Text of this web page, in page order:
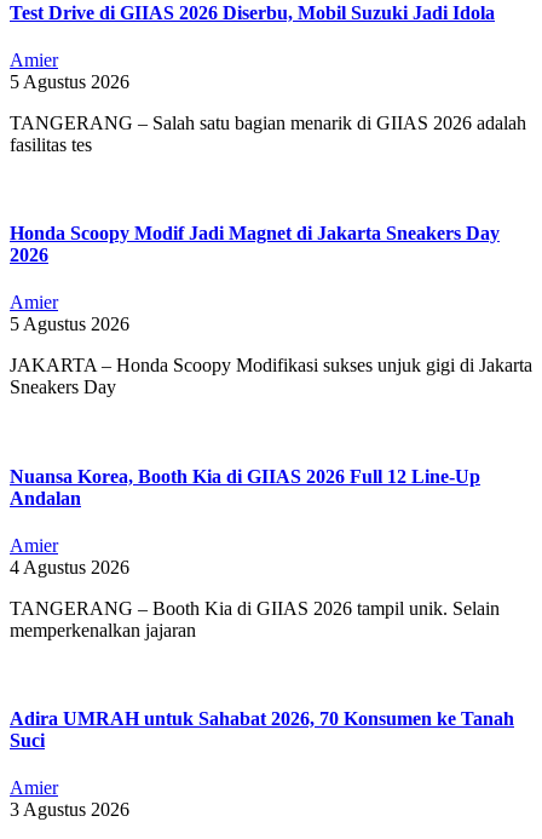
Test Drive di GIIAS 2026 Diserbu, Mobil Suzuki Jadi Idola
Amier
5 Agustus 2026
TANGERANG – Salah satu bagian menarik di GIIAS 2026 adalah
fasilitas tes
Honda Scoopy Modif Jadi Magnet di Jakarta Sneakers Day
2026
Amier
5 Agustus 2026
JAKARTA – Honda Scoopy Modifikasi sukses unjuk gigi di Jakarta
Sneakers Day
Nuansa Korea, Booth Kia di GIIAS 2026 Full 12 Line-Up
Andalan
Amier
4 Agustus 2026
TANGERANG – Booth Kia di GIIAS 2026 tampil unik. Selain
memperkenalkan jajaran
Adira UMRAH untuk Sahabat 2026, 70 Konsumen ke Tanah
Suci
Amier
3 Agustus 2026